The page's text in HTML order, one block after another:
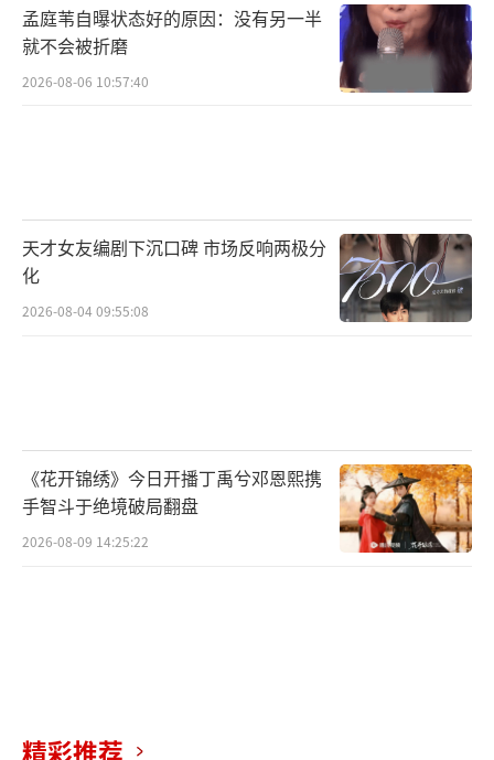
孟庭苇自曝状态好的原因：没有另一半
就不会被折磨
2026-08-06 10:57:40
天才女友编剧下沉口碑 市场反响两极分
化
2026-08-04 09:55:08
《花开锦绣》今日开播丁禹兮邓恩熙携
手智斗于绝境破局翻盘
2026-08-09 14:25:22
精彩推荐